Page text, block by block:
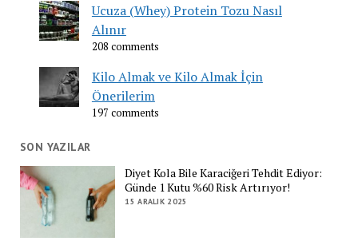
Ucuza (Whey) Protein Tozu Nasıl
Alınır
208 comments
Kilo Almak ve Kilo Almak İçin
Önerilerim
197 comments
SON YAZILAR
Diyet Kola Bile Karaciğeri Tehdit Ediyor:
Günde 1 Kutu %60 Risk Artırıyor!
15 ARALIK 2025